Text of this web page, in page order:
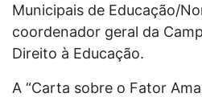
Municipais de Educação/
coordenador geral da
Direito à Educação.
A “Carta sobre o Fator